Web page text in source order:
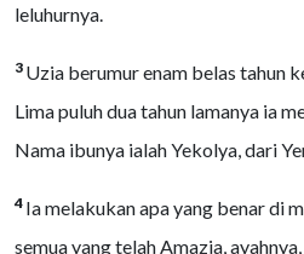
leluhurnya.
3 Uzia berumur enam belas tahun
Lima puluh dua tahun lamanya ia
Nama ibunya ialah Yekolya, dari
4 Ia melakukan apa yang benar di
semua yang telah Amazia,